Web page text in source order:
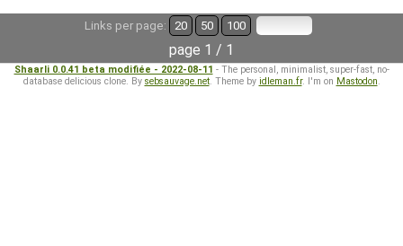
Links per page: 20 50 100
page 1 / 1
Shaarli 0.0.41 beta modifiée - 2022-08-11 - The personal, minimalist, super-fast, no-
database delicious clone. By sebsauvage.net. Theme by idleman.fr. I'm on Mastodon.